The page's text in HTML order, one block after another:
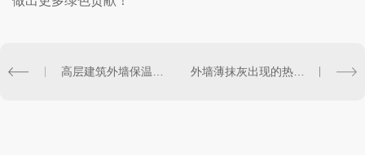
高层建筑外墙保温材料的防火要求为什么那么高？ 外墙薄抹灰出现的热桥现象应该如何处理？